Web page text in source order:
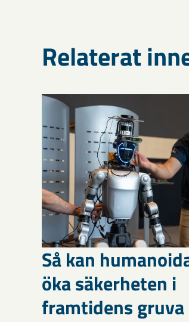
Relaterat
Så kan
öka säkerheten i
framtidens gruva